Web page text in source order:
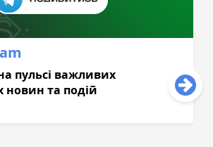
пульсі важливих
новин та подій